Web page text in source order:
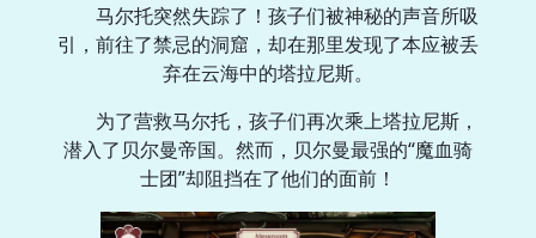
马尔托突然失踪了！孩子们被神秘的声音所吸
引，前往了禁忌的洞窟，却在那里发现了本应被丢
弃在云海中的塔拉尼斯。
为了营救马尔托，孩子们再次乘上塔拉尼斯，
潜入了贝尔曼帝国。然而，贝尔曼最强的“魔血骑
士团”却阻挡在了他们的面前！